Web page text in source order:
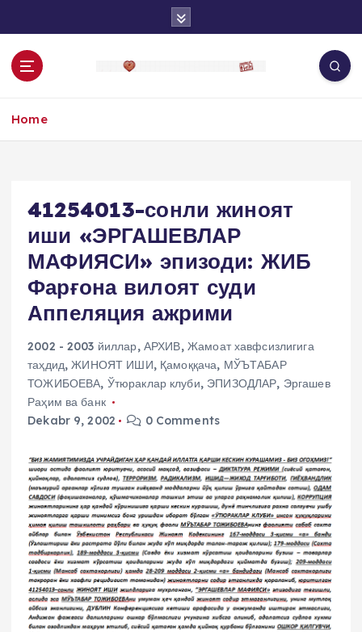
o
Home
41254013-сонли жиноят
иши «ЭРГАШЕВЛАР
МАФИЯСИ» эпизоди: ЖИБ
Фарғона вилоят суди
Аппеляция ажрими
2002 - 2003 йиллар, АРХИВ, Жамоат хавфсизлигига
таҳдид,ЖИНОЯТ ИШИ, Қамоққача, МЎЪТАБАР
ТОЖИБОЕВА, Ўтюраклар клуби, ЭПИЗОДЛАР, Эргашев
Раҳим ва банк
Dekabr 9, 2002
0 Comments